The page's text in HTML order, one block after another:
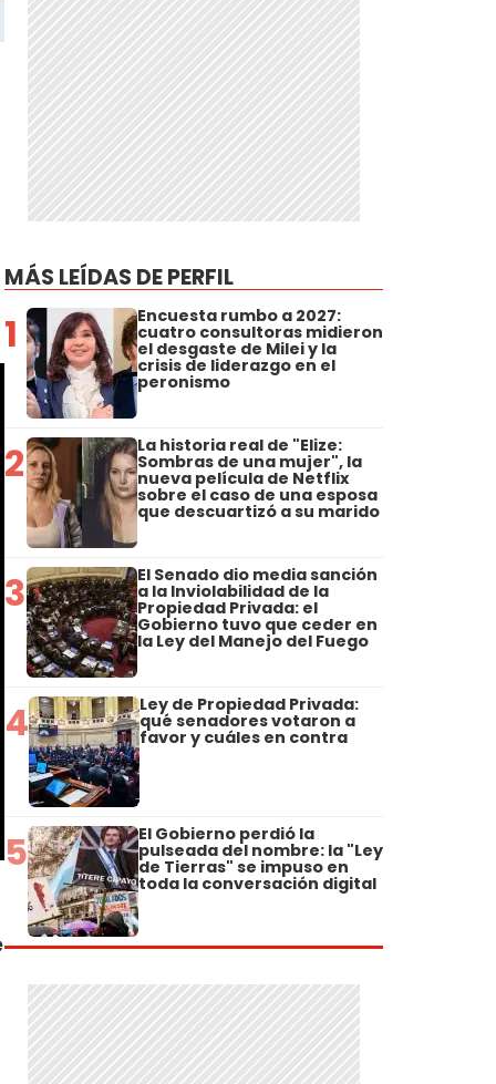
MÁS LEÍDAS DE PERFIL
1 Encuesta rumbo a 2027:
cuatro consultoras midieron
el desgaste de Milei y la
crisis de liderazgo en el
peronismo
2 La historia real de "Elize:
Sombras de una mujer", la
nueva película de Netflix
sobre el caso de una esposa
que descuartizó a su marido
3 El Senado dio media sanción
a la Inviolabilidad de la
Propiedad Privada: el
Gobierno tuvo que ceder en
la Ley del Manejo del Fuego
4 Ley de Propiedad Privada:
qué senadores votaron a
favor y cuáles en contra
5 El Gobierno perdió la
pulseada del nombre: la "Ley
de Tierras" se impuso en
toda la conversación digital